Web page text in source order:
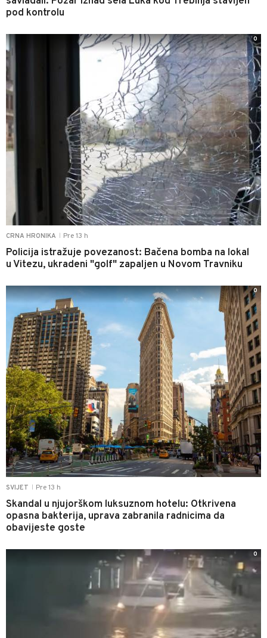
pod kontrolu
CRNA HRONIKA Pre 13 h
Policija istražuje povezanost: Bačena bomba na lokal
u Vitezu, ukradeni "golf" zapaljen u Novom Travniku
0
SVIJET Pre 13 h
Skandal u njujorškom luksuznom hotelu: Otkrivena
opasna bakterija, uprava zabranila radnicima da
obavijeste goste
0
0